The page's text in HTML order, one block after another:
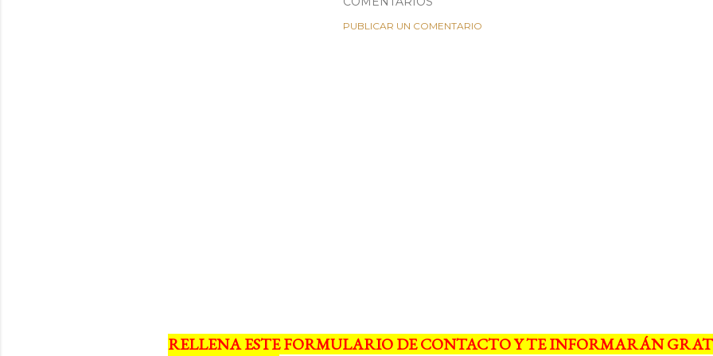
PUBLICAR UN COMENTARIO
RELLENA ESTE FORMULARIO DE CONTACTO Y TE INFORMARÁN